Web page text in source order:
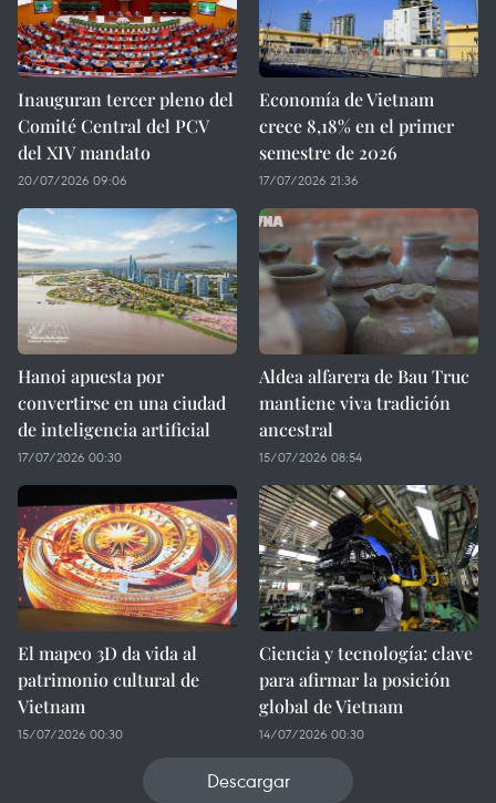
Inauguran tercer pleno del
Comité Central del PCV
del XIV mandato
20/07/2026 09:06
Economía de Vietnam
crece 8,18% en el primer
semestre de 2026
17/07/2026 21:36
Hanoi apuesta por
convertirse en una ciudad
de inteligencia artificial
17/07/2026 00:30
Aldea alfarera de Bau Truc
mantiene viva tradición
ancestral
15/07/2026 08:54
El mapeo 3D da vida al
patrimonio cultural de
Vietnam
15/07/2026 00:30
Ciencia y tecnología: clave
para afirmar la posición
global de Vietnam
14/07/2026 00:30
Descargar